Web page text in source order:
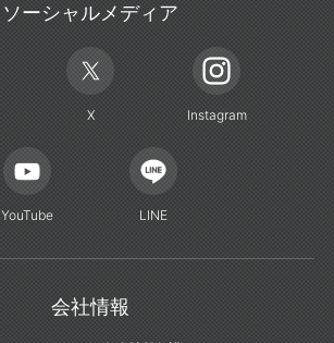
ソーシャルメディア
X Instagram
YouTube LINE
会社情報